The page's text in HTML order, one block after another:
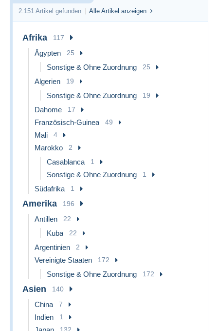
2.151 Artikel gefunden Alle Artikel anzeigen
Afrika 117
Ägypten 25
Sonstige & Ohne Zuordnung 25
Algerien 19
Sonstige & Ohne Zuordnung 19
Dahome 17
Französisch-Guinea 49
Mali 4
Marokko 2
Casablanca 1
Sonstige & Ohne Zuordnung 1
Südafrika 1
Amerika 196
Antillen 22
Kuba 22
Argentinien 2
Vereinigte Staaten 172
Sonstige & Ohne Zuordnung 172
Asien 140
China 7
Indien 1